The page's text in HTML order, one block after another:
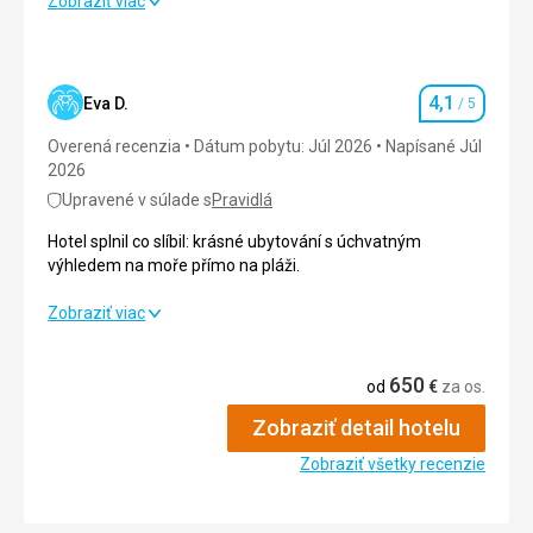
Google Translate
Ubytovanie 4,0/ 5
Okolie 5,0/ 5
Služby
Cena
Eva D. Hodnotenie
4,1 / 5
Overená recenzia Dátum pobytu: Júl 2026
Napísané Júl
2026
Upravené v súlade sPravidlá
Hotel splnil co slíbil: krásné ubytování s úchvatným
výhledem na moře přímo na pláži.
Hotel splnil co slíbil: krásné ubytování s úchvatným
3,0 / 5
4,0
Zobraziť viac
od 650€ za os.
Zobraziť detail hotelu
Zobraziť všetky recenzie